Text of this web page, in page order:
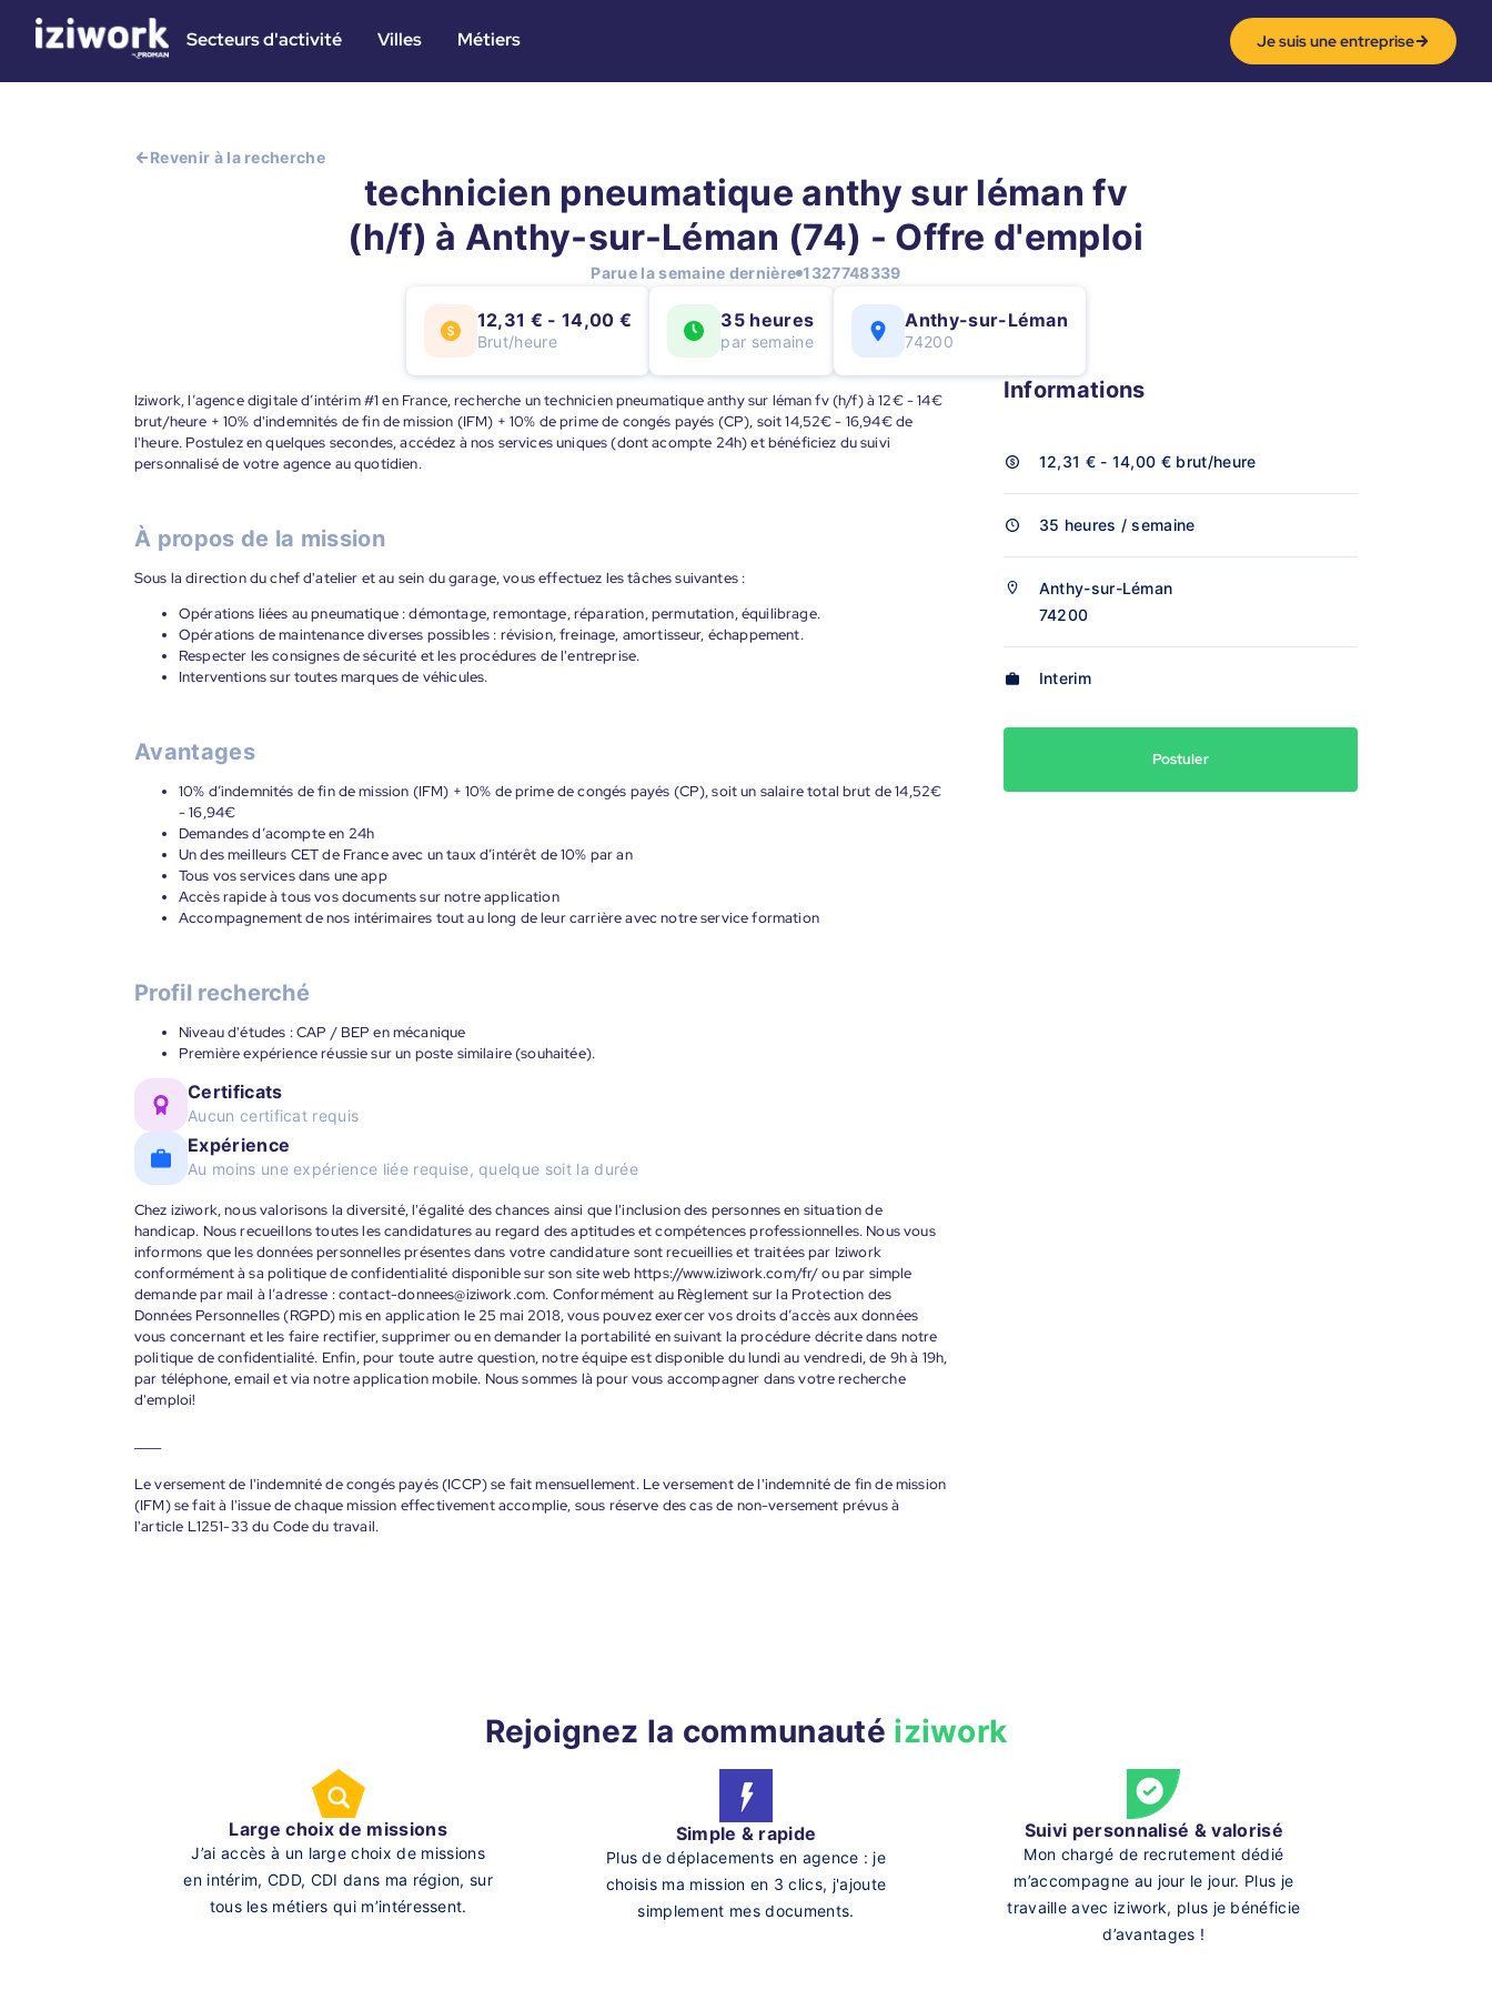
Secteurs d'activité Villes Métiers Je suis une entreprise
Revenir à la recherche
technicien pneumatique anthy sur léman fv
(h/f) à Anthy-sur-Léman (74) - Offre d'emploi
Parue la semaine dernière 1327748339
12,31 € - 14,00 €
Brut/heure
35 heures
par semaine
Anthy-sur-Léman
74200
Iziwork, l’agence digitale d’intérim #1 en France, recherche un technicien pneumatique anthy sur léman fv (h/f) à 12€ - 14€
brut/heure + 10% d'indemnités de fin de mission (IFM) + 10% de prime de congés payés (CP), soit 14,52€ - 16,94€ de
l'heure. Postulez en quelques secondes, accédez à nos services uniques (dont acompte 24h) et bénéficiez du suivi
personnalisé de votre agence au quotidien.
À propos de la mission
Sous la direction du chef d'atelier et au sein du garage, vous effectuez les tâches suivantes :
Opérations liées au pneumatique : démontage, remontage, réparation, permutation, équilibrage.
Opérations de maintenance diverses possibles : révision, freinage, amortisseur, échappement.
Respecter les consignes de sécurité et les procédures de l'entreprise.
Interventions sur toutes marques de véhicules.
Avantages
10% d’indemnités de fin de mission (IFM) + 10% de prime de congés payés (CP), soit un salaire total brut de 14,52€
- 16,94€
Demandes d’acompte en 24h
Un des meilleurs CET de France avec un taux d’intérêt de 10% par an
Tous vos services dans une app
Accès rapide à tous vos documents sur notre application
Accompagnement de nos intérimaires tout au long de leur carrière avec notre service formation
Profil recherché
Niveau d'études : CAP / BEP en mécanique
Première expérience réussie sur un poste similaire (souhaitée).
Certificats
Aucun certificat requis
Expérience
Au moins une expérience liée requise, quelque soit la durée
Chez iziwork, nous valorisons la diversité, l'égalité des chances ainsi que l'inclusion des personnes en situation de
handicap. Nous recueillons toutes les candidatures au regard des aptitudes et compétences professionnelles. Nous vous
informons que les données personnelles présentes dans votre candidature sont recueillies et traitées par Iziwork
conformément à sa politique de confidentialité disponible sur son site web https://www.iziwork.com/fr/ ou par simple
demande par mail à l’adresse : contact-donnees@iziwork.com. Conformément au Règlement sur la Protection des
Données Personnelles (RGPD) mis en application le 25 mai 2018, vous pouvez exercer vos droits d’accès aux données
vous concernant et les faire rectifier, supprimer ou en demander la portabilité en suivant la procédure décrite dans notre
politique de confidentialité. Enfin, pour toute autre question, notre équipe est disponible du lundi au vendredi, de 9h à 19h,
par téléphone, email et via notre application mobile. Nous sommes là pour vous accompagner dans votre recherche
d'emploi!
Le versement de l'indemnité de congés payés (ICCP) se fait mensuellement. Le versement de l'indemnité de fin de mission
(IFM) se fait à l'issue de chaque mission effectivement accomplie, sous réserve des cas de non-versement prévus à
l'article L1251-33 du Code du travail.
Informations
12,31 € - 14,00 € brut/heure
35 heures / semaine
Anthy-sur-Léman
74200
Interim
Postuler
Rejoignez la communauté iziwork
Large choix de missions
J’ai accès à un large choix de missions
en intérim, CDD, CDI dans ma région, sur
tous les métiers qui m’intéressent.
Simple & rapide
Plus de déplacements en agence : je
choisis ma mission en 3 clics, j'ajoute
simplement mes documents.
Suivi personnalisé & valorisé
Mon chargé de recrutement dédié
m’accompagne au jour le jour. Plus je
travaille avec iziwork, plus je bénéficie
d’avantages !